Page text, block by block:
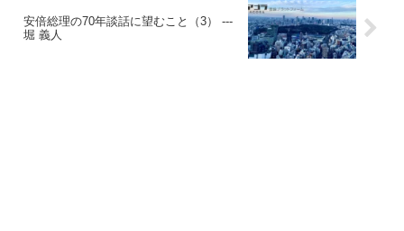
安倍総理の70年談話に望むこと（3） ---
堀 義人